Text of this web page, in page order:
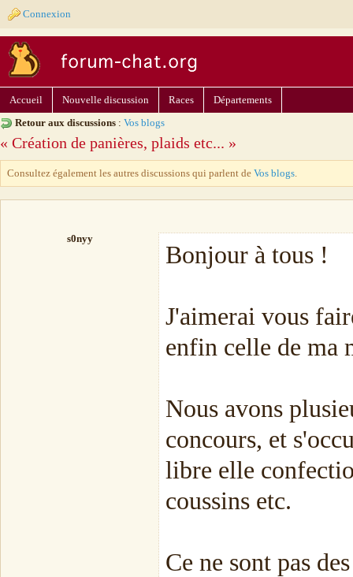
Connexion
Accueil Nouvelle discussion Races
Départements
Retour aux discussions : Vos blogs
« Création de panières, plaids etc... »
Consultez également les autres discussions qui parlent de Vos blogs.
s0nyy
Bonjour à tous !
J'aimerai vous
enfin celle de ma
Nous avons
concours, et
libre elle
coussins etc.
Ce ne sont pas